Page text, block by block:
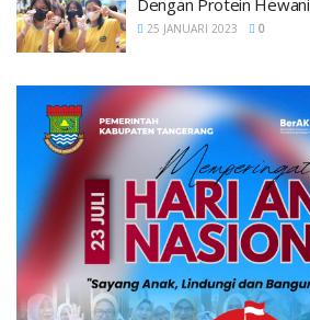
Dengan Protein Hewani
25 JANUARI 2023 0